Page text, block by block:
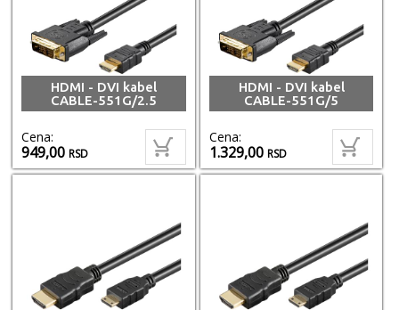
HDMI - DVI kabel
CABLE-551G/2.5
Cena:
949,00RSD
HDMI - DVI kabel
CABLE-551G/5
Cena:
1.329,00RSD